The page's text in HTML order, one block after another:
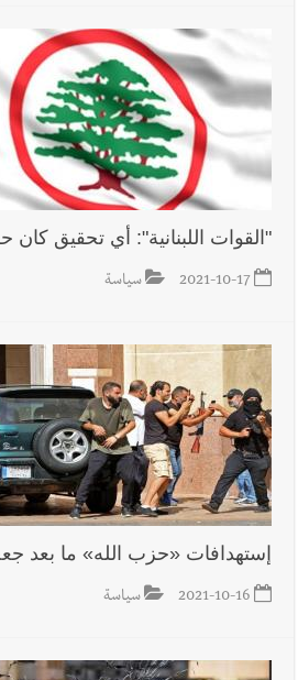
أخبار لبنان مقدمات نشرات الأخبار
7-8-2026
أخبار صيدا
بلدية صيدا : حجز مركبتي
"القوات اللبنانية": أي تحقيق كان
2021-10-17 سياسة
إستهدافات «حزب الله» ما بعد
2021-10-16 سياسة